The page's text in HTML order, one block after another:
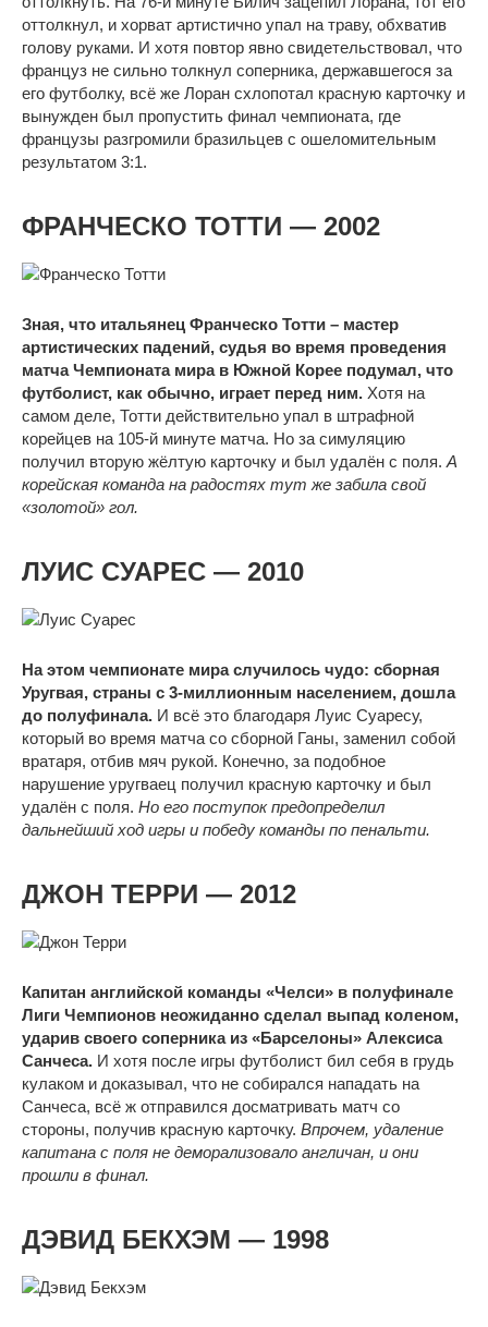
оттолкнул, и хорват артистично упал на траву, обхватив
голову руками. И хотя повтор явно свидетельствовал, что
француз не сильно толкнул соперника, державшегося за
его футболку, всё же Лоран схлопотал красную карточку и
вынужден был пропустить финал чемпионата, где
французы разгромили бразильцев с ошеломительным
результатом 3:1.
ФРАНЧЕСКО ТОТТИ — 2002
Зная, что итальянец Франческо Тотти – мастер
артистических падений, судья во время проведения
матча Чемпионата мира в Южной Корее подумал, что
футболист, как обычно, играет перед ним. Хотя на
самом деле, Тотти действительно упал в штрафной
корейцев на 105-й минуте матча. Но за симуляцию
получил вторую жёлтую карточку и был удалён с поля. А
корейская команда на радостях тут же забила свой
«золотой» гол.
ЛУИС СУАРЕС — 2010
На этом чемпионате мира случилось чудо: сборная
Уругвая, страны с 3-миллионным населением, дошла
до полуфинала. И всё это благодаря Луис Суаресу,
который во время матча со сборной Ганы, заменил собой
вратаря, отбив мяч рукой. Конечно, за подобное
нарушение уругваец получил красную карточку и был
удалён с поля. Но его поступок предопределил
дальнейший ход игры и победу команды по пенальти.
ДЖОН ТЕРРИ — 2012
Капитан английской команды «Челси» в полуфинале
Лиги Чемпионов неожиданно сделал выпад коленом,
ударив своего соперника из «Барселоны» Алексиса
Санчеса. И хотя после игры футболист бил себя в грудь
кулаком и доказывал, что не собирался нападать на
Санчеса, всё ж отправился досматривать матч со
стороны, получив красную карточку. Впрочем, удаление
капитана с поля не деморализовало англичан, и они
прошли в финал.
ДЭВИД БЕКХЭМ — 1998